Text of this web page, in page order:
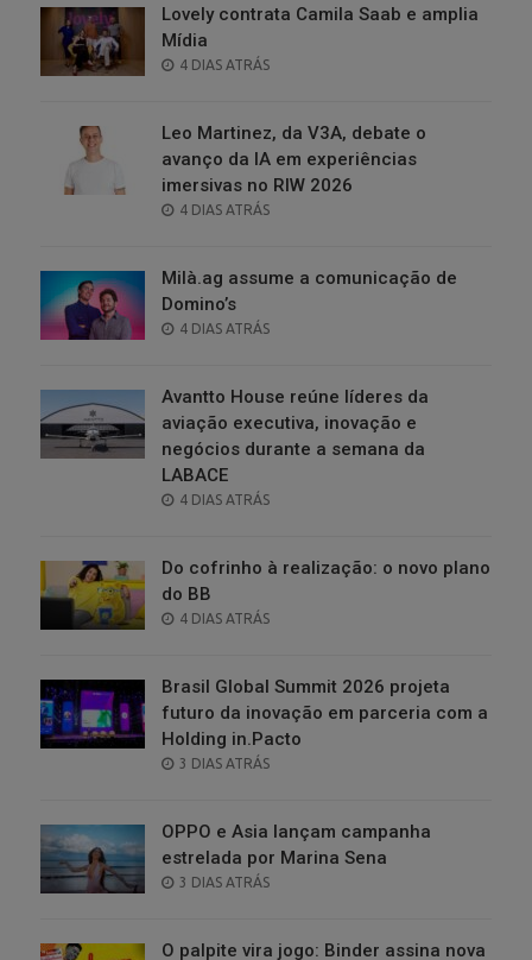
Lovely contrata Camila Saab e amplia
Mídia
POSTED
4 DIAS ATRÁS
Leo Martinez, da V3A, debate o
avanço da IA em experiências
imersivas no RIW 2026
POSTED
4 DIAS ATRÁS
Milà.ag assume a comunicação de
Domino’s
POSTED
4 DIAS ATRÁS
Avantto House reúne líderes da
aviação executiva, inovação e
negócios durante a semana da
LABACE
POSTED
4 DIAS ATRÁS
Do cofrinho à realização: o novo plano
do BB
POSTED
4 DIAS ATRÁS
Brasil Global Summit 2026 projeta
futuro da inovação em parceria com a
Holding in.Pacto
POSTED
3 DIAS ATRÁS
OPPO e Asia lançam campanha
estrelada por Marina Sena
POSTED
3 DIAS ATRÁS
O palpite vira jogo: Binder assina nova